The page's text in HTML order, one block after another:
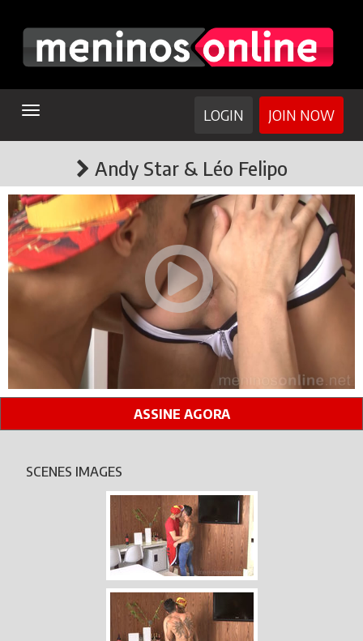
TOGGLE
JOIN NOW
LOGIN
Andy Star & Léo Felipo
ASSINE AGORA
SCENES IMAGES